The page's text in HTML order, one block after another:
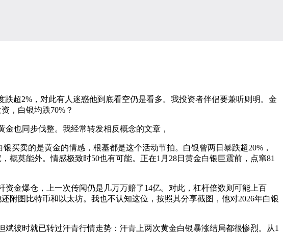
2%，对此有人迷惑他到底看空仍是看多。我投资者伴侣要兼听则明。金
，白银均跌70%？
也同步伐整。我经常转发相反概念的文章，
卖的是黄金的情感，根基都是这个活动节拍。白银曾两日暴跌超20%，
莫能外。情感极致时50也有可能。正在1月28日黄金白银巨震前，点窜81
金爆仓，上一次传闻仍是几万万赔了14亿。对此，杠杆倍数则可能上百
附图比特币和以太坊。我也不认知这位，按照其分享截图，他对2026年白银
时就已转过汗青行情走势：汗青上两次黄金白银暴涨结局都很惨烈。从1